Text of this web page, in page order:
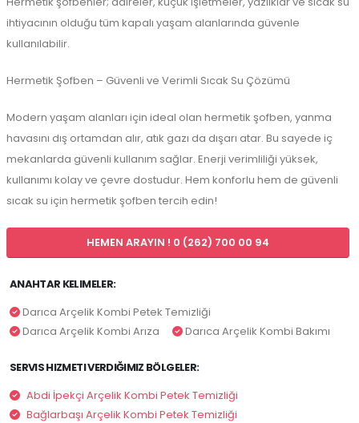
ihtiyacının olduğu tüm kapalı yaşam alanlarında güvenle
kullanılabilir.
Hermetik Şofben – Güvenli ve Verimli Sıcak Su Çözümü
Modern yaşam alanları için ideal olan hermetik şofben, yanma
havasını dış ortamdan alır, atık gazı da dışarı atar. Bu sayede iç
mekanlarda güvenli kullanım sağlar. Enerji verimliliği yüksek,
kullanımı kolay ve çevre dostudur. Hem konforlu hem de güvenli
sıcak su için hermetik şofben tercih edin!
HEMEN ARAYIN ! 0 (262) 700 00 94
ANAHTAR KELIMELER:
Darıca Arçelik Kombi Petek Temizliği
Darıca Arçelik Kombi Arıza
Darıca Arçelik Kombi Bakımı
SERVIS HIZMETI VERDIĞIMIZ BÖLGELER:
Abdi İpekçi Arçelik Kombi Petek Temizliği
Bağlarbaşı Arçelik Kombi Petek Temizliği